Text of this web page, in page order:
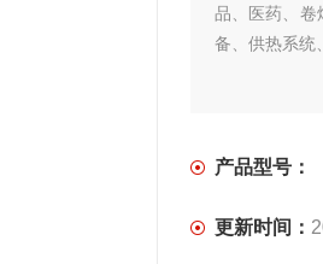
品、医药、卷
备、供热系统
产品型号：
更新时间：